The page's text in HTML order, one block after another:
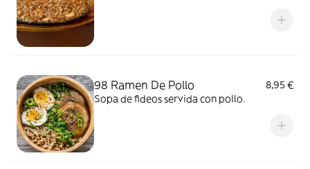
98 Ramen De Pollo
8,95 €
Sopa de fideos servida con pollo.